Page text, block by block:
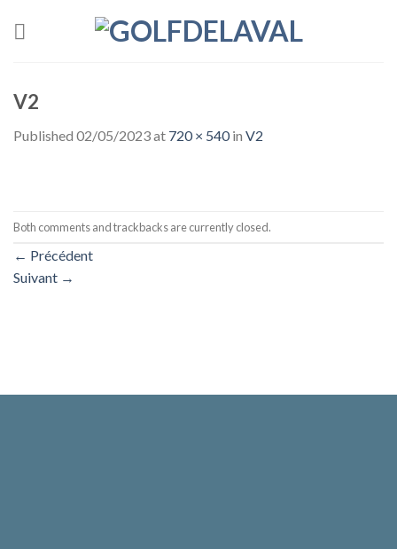
V2
Published 02/05/2023at 720 × 540in V2
Both comments and trackbacks are currently closed.
← Précédent
Suivant →